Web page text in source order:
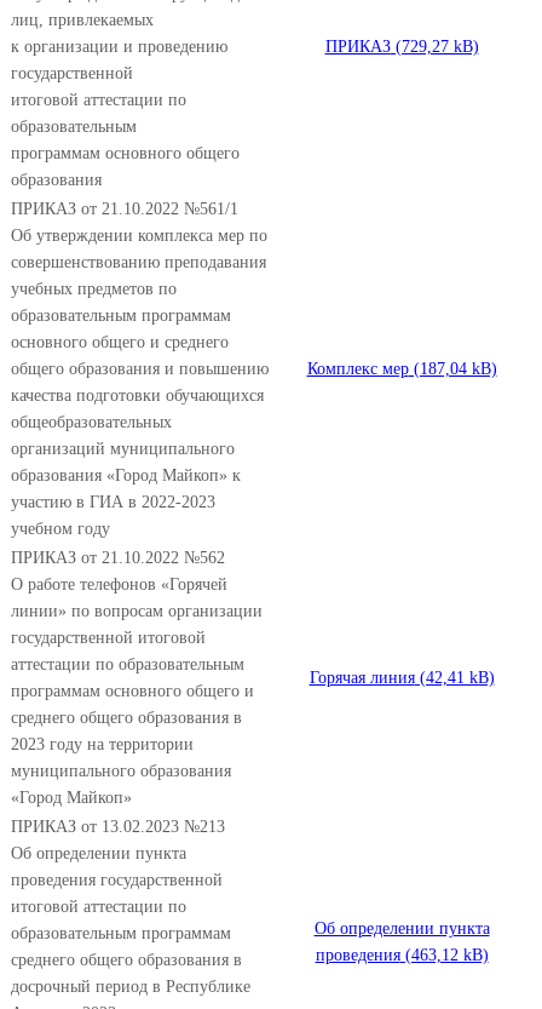
лиц, привлекаемых
к организации и проведению
государственной
итоговой аттестации по
образовательным
программам основного общего
образования
ПРИКАЗ
ПРИКАЗ от 21.10.2022 №561/1
Об утверждении комплекса мер по
совершенствованию преподавания
учебных предметов по
образовательным программам
основного общего и среднего
общего образования и повышению
качества подготовки обучающихся
общеобразовательных
организаций муниципального
образования «Город Майкоп» к
участию в ГИА в 2022-2023
учебном году
Комплекс мер
ПРИКАЗ от 21.10.2022 №562
О работе телефонов «Горячей
линии» по вопросам организации
государственной итоговой
аттестации по образовательным
программам основного общего и
среднего общего образования в
2023 году на территории
муниципального образования
«Город Майкоп»
Горячая линия
ПРИКАЗ от 13.02.2023 №213
Об определении пункта
проведения государственной
итоговой аттестации по
образовательным программам
среднего общего образования в
досрочный период в Республике
Об определении пункта
проведения